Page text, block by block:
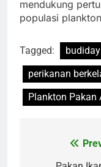
mendukung
populasi
Tagged:
perikanan
Plankton Pakan
Navigasi